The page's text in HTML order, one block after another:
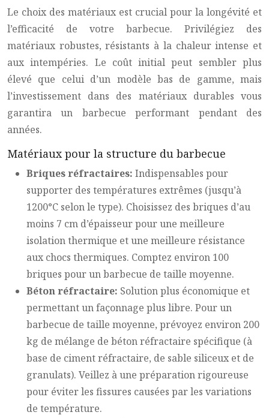
Le choix des matériaux est crucial pour la longévité et
l’efficacité de votre barbecue. Privilégiez des
matériaux robustes, résistants à la chaleur intense et
aux intempéries. Le coût initial peut sembler plus
élevé que celui d’un modèle bas de gamme, mais
l’investissement dans des matériaux durables vous
garantira un barbecue performant pendant des
années.
Matériaux pour la structure du barbecue
Briques réfractaires: Indispensables pour
supporter des températures extrêmes (jusqu’à
1200°C selon le type). Choisissez des briques d’au
moins 7 cm d’épaisseur pour une meilleure
isolation thermique et une meilleure résistance
aux chocs thermiques. Comptez environ 100
briques pour un barbecue de taille moyenne.
Béton réfractaire: Solution plus économique et
permettant un façonnage plus libre. Pour un
barbecue de taille moyenne, prévoyez environ 200
kg de mélange de béton réfractaire spécifique (à
base de ciment réfractaire, de sable siliceux et de
granulats). Veillez à une préparation rigoureuse
pour éviter les fissures causées par les variations
de température.